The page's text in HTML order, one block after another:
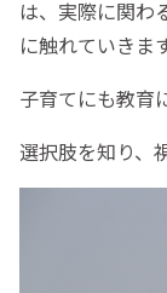
は、実際に関わ
に触れていきます
子育てにも教育
選択肢を知り、